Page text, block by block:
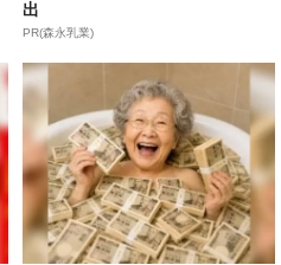
出
PR(森永乳業)